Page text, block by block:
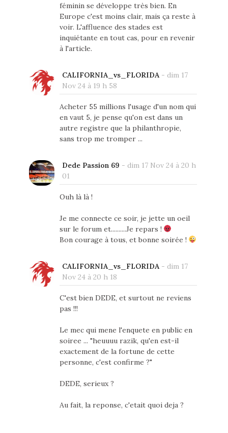
féminin se développe très bien. En
Europe c'est moins clair, mais ça reste à
voir. L'affluence des stades est
inquiétante en tout cas, pour en revenir
à l'article.
CALIFORNIA_vs_FLORIDA- dim 17
Nov 24 à 19 h 58
Acheter 55 millions l'usage d'un nom qui
en vaut 5, je pense qu'on est dans un
autre registre que la philanthropie,
sans trop me tromper ...
Dede Passion 69 - dim 17 Nov 24 à 20 h
01
Ouh là là !
Je me connecte ce soir, je jette un oeil
sur le forum et..........Je repars !
Bon courage à tous, et bonne soirée !
CALIFORNIA_vs_FLORIDA- dim 17
Nov 24 à 20 h 18
C'est bien DEDE, et surtout ne reviens
pas !!!
Le mec qui mene l'enquete en public en
soiree ... "heuuuu razik, qu'en est-il
exactement de la fortune de cette
personne, c'est confirme ?"
DEDE, serieux ?
Au fait, la reponse, c'etait quoi deja ?